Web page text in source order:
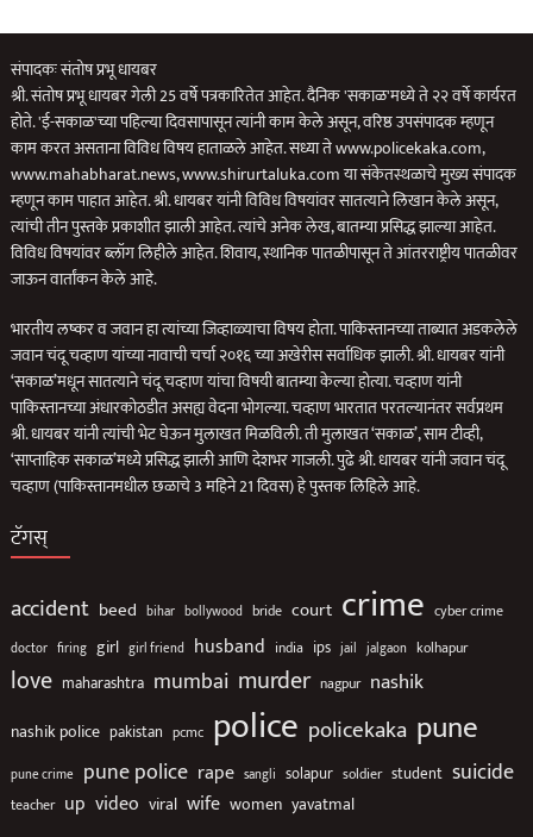
संपादकः संतोष प्रभू धायबर
श्री. संतोष प्रभू धायबर गेली 25 वर्षे पत्रकारितेत आहेत. दैनिक 'सकाळ'मध्ये ते २२ वर्षे कार्यरत
होते. 'ई-सकाळ'च्या पहिल्या दिवसापासून त्यांनी काम केले असून, वरिष्ठ उपसंपादक म्हणून
काम करत असताना विविध विषय हाताळले आहेत. सध्या ते www.policekaka.com,
www.mahabharat.news, www.shirurtaluka.com या संकेतस्थळाचे मुख्य संपादक
म्हणून काम पाहात आहेत. श्री. धायबर यांनी विविध विषयांवर सातत्याने लिखान केले असून,
त्यांची तीन पुस्तके प्रकाशीत झाली आहेत. त्यांचे अनेक लेख, बातम्या प्रसिद्ध झाल्या आहेत.
विविध विषयांवर ब्लॉग लिहीले आहेत. शिवाय, स्थानिक पातळीपासून ते आंतरराष्ट्रीय पातळीवर
जाऊन वार्तांकन केले आहे.
भारतीय लष्कर व जवान हा त्यांच्या जिव्हाळ्याचा विषय होता. पाकिस्तानच्या ताब्यात अडकलेले
जवान चंदू चव्हाण यांच्या नावाची चर्चा २०१६ च्या अखेरीस सर्वाधिक झाली. श्री. धायबर यांनी
‘सकाळ’मधून सातत्याने चंदू चव्हाण यांचा विषयी बातम्या केल्या होत्या. चव्हाण यांनी
पाकिस्तानच्या अंधारकोठडीत असह्य वेदना भोगल्या. चव्हाण भारतात परतल्यानंतर सर्वप्रथम
श्री. धायबर यांनी त्यांची भेट घेऊन मुलाखत मिळविली. ती मुलाखत ‘सकाळ’, साम टीव्ही,
‘साप्ताहिक सकाळ’मध्ये प्रसिद्ध झाली आणि देशभर गाजली. पुढे श्री. धायबर यांनी जवान चंदू
चव्हाण (पाकिस्तानमधील छळाचे 3 महिने 21 दिवस) हे पुस्तक लिहिले आहे.
टॅगस्
accident beed bihar bollywood bride court crime cyber crime
doctor firing girl girl friend husband india ips jail jalgaon kolhapur
love maharashtra mumbai murder nagpur nashik
nashik police pakistan pcmc police policekaka pune
pune crime pune police rape sangli solapur soldier student suicide
teacher up video viral wife women yavatmal